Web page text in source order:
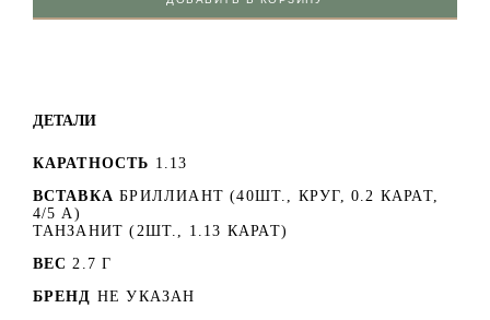
ДЕТАЛИ
КАРАТНОСТЬ 1.13
ВСТАВКА БРИЛЛИАНТ (40ШТ., КРУГ, 0.2 КАРАТ,
4/5 А)
ТАНЗАНИТ (2ШТ., 1.13 КАРАТ)
ВЕС 2.7 Г
БРЕНД НЕ УКАЗАН